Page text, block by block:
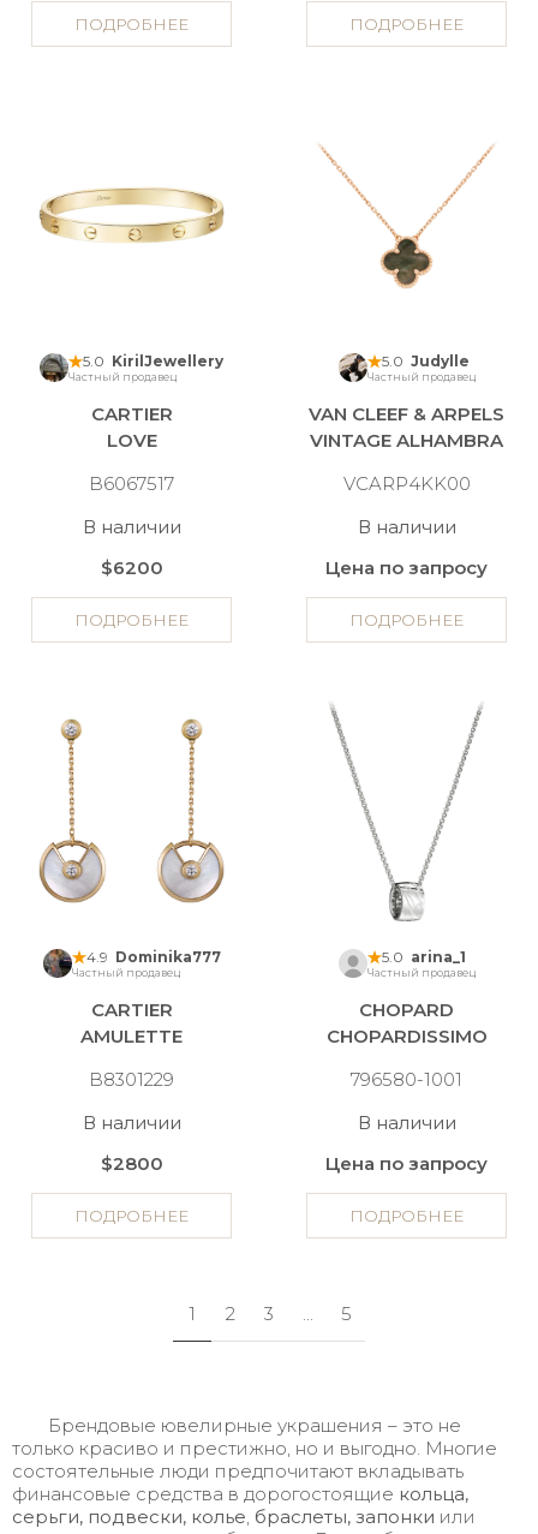
ПОДРОБНЕЕ ПОДРОБНЕЕ
5.0 KirilJewellery
Частный продавец
CARTIER
LOVE
B6067517
В наличии
$6200
ПОДРОБНЕЕ
5.0 Judylle
Частный продавец
VAN CLEEF & ARPELS
VINTAGE ALHAMBRA
VCARP4KK00
В наличии
Цена по запросу
ПОДРОБНЕЕ
4.9 Dominika777
Частный продавец
CARTIER
AMULETTE
B8301229
В наличии
$2800
ПОДРОБНЕЕ
5.0 arina_1
Частный продавец
CHOPARD
CHOPARDISSIMO
796580-1001
В наличии
Цена по запросу
ПОДРОБНЕЕ
1 2 3 ... 5
Брендовые ювелирные украшения – это не
только красиво и престижно, но и выгодно. Многие
состоятельные люди предпочитают вкладывать
финансовые средства в дорогостоящие кольца,
серьги, подвески, колье, браслеты, запонки или